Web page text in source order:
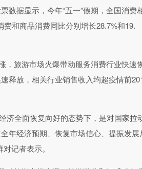
数据显示，今年“五一”假期，全国消费
和商品消费同比分别增长28.7%和19.
，旅游市场火爆带动服务消费行业快速
释放，相关行业销售收入均超疫情前
济全面恢复向好的态势下，是对国家拉
年经济预期、恢复市场信心、提振发展
记者表示。